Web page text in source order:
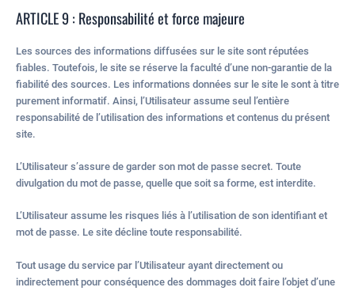
ARTICLE 9 : Responsabilité et force majeure
Les sources des informations diffusées sur le site sont réputées
fiables. Toutefois, le site se réserve la faculté d’une non-garantie de la
fiabilité des sources. Les informations données sur le site le sont à titre
purement informatif. Ainsi, l’Utilisateur assume seul l’entière
responsabilité de l’utilisation des informations et contenus du présent
site.
L’Utilisateur s’assure de garder son mot de passe secret. Toute
divulgation du mot de passe, quelle que soit sa forme, est interdite.
L’Utilisateur assume les risques liés à l’utilisation de son identifiant et
mot de passe. Le site décline toute responsabilité.
Tout usage du service par l’Utilisateur ayant directement ou
indirectement pour conséquence des dommages doit faire l’objet d’une